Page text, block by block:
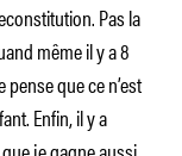
Pas la
même il y a 8
pense que ce n’est
Enfin, il y a